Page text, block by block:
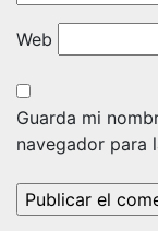
Web
Guarda mi
navegador para